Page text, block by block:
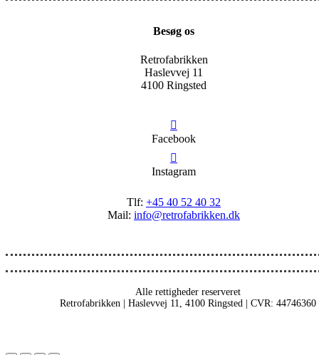
Besøg os
Retrofabrikken
Haslevvej 11
4100 Ringsted
Facebook
Instagram
Tlf: +45 40 52 40 32
Mail: info@retrofabrikken.dk
Alle rettigheder reserveret
Retrofabrikken | Haslevvej 11, 4100 Ringsted | CVR: 44746360